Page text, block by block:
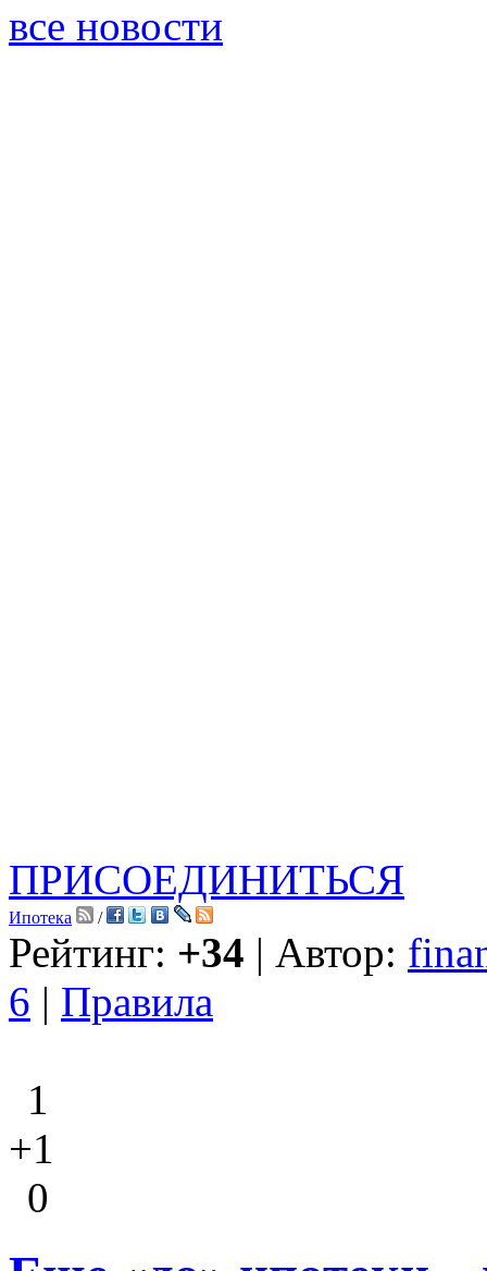
все новости
ПРИСОЕДИНИТЬСЯ
Ипотека /
Рейтинг: +34 | Автор:
6 | Правила
1
+1
0